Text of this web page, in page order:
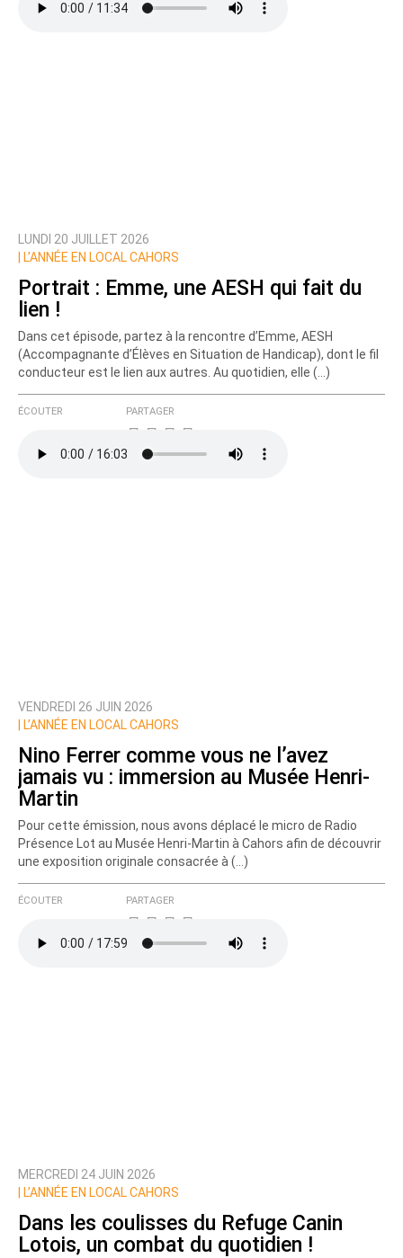
LUNDI 20 JUILLET 2026
L’ANNÉE EN LOCAL CAHORS
Portrait : Emme, une AESH qui fait du
lien !
Dans cet épisode, partez à la rencontre d’Emme, AESH
(Accompagnante d’Élèves en Situation de Handicap), dont le fil
conducteur est le lien aux autres. Au quotidien, elle (…)
ÉCOUTER PARTAGER
VENDREDI 26 JUIN 2026
L’ANNÉE EN LOCAL CAHORS
Nino Ferrer comme vous ne l’avez
jamais vu : immersion au Musée Henri-
Martin
Pour cette émission, nous avons déplacé le micro de Radio
Présence Lot au Musée Henri-Martin à Cahors afin de découvrir
une exposition originale consacrée à (…)
ÉCOUTER PARTAGER
MERCREDI 24 JUIN 2026
L’ANNÉE EN LOCAL CAHORS
Dans les coulisses du Refuge Canin
Lotois, un combat du quotidien !